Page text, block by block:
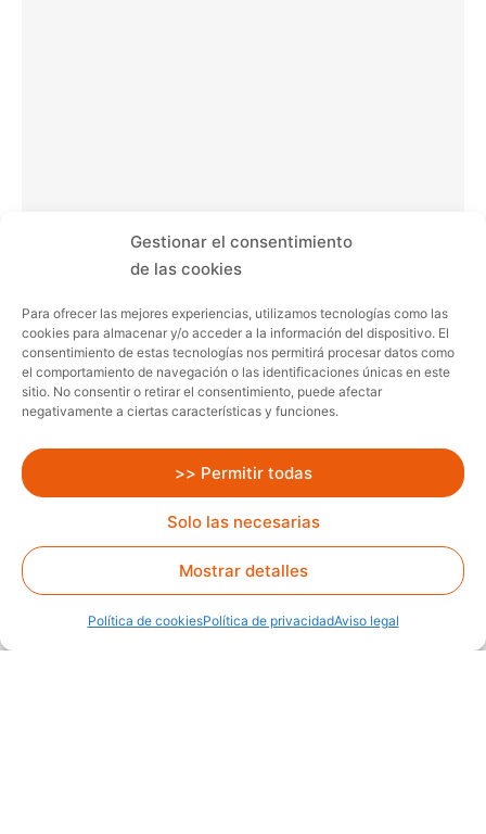
Gestionar el consentimiento
de las cookies
Para ofrecer las mejores experiencias, utilizamos tecnologías como las
cookies para almacenar y/o acceder a la información del dispositivo. El
consentimiento de estas tecnologías nos permitirá procesar datos como
el comportamiento de navegación o las identificaciones únicas en este
sitio. No consentir o retirar el consentimiento, puede afectar
negativamente a ciertas características y funciones.
>> Permitir todas
Solo las necesarias
Mostrar detalles
Política de cookiesPolítica de privacidadAviso legal
Motor: Eléctrico Altura: 1.35 m
Comparar